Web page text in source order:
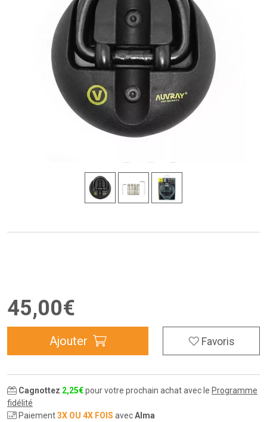
45,00€
Ajouter Favoris
Cagnottez 2,25€pour votre prochain achat avec le Programme
fidélité
Paiement3X OU 4X FOIS avecAlma